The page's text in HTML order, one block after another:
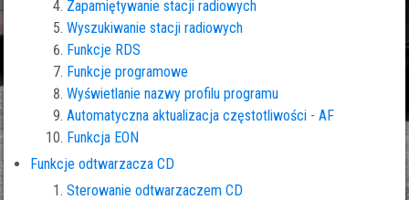
Zapamiętywanie stacji radiowych
Wyszukiwanie stacji radiowych
Funkcje RDS
Funkcje programowe
Wyświetlanie nazwy profilu programu
Automatyczna aktualizacja częstotliwości - AF
Funkcja EON
Funkcje odtwarzacza CD
Sterowanie odtwarzaczem CD